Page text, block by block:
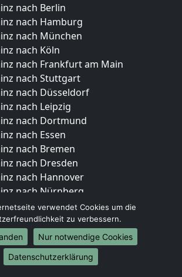
nach Berlin
nach Hamburg
nach München
nach Köln
nach Frankfurt am Main
nach Stuttgart
nach Düsseldorf
nach Leipzig
nach Dortmund
nach Essen
nach Bremen
nach Dresden
nach Hannover
nach Nürnberg
nach Duisburg
nach Bochum
nach Wuppertal
nach Bielefeld
nach Bonn
verwendet Cookies um die
zu verbessern.
Nur notwendige Cookies
Datenschutzerklärung